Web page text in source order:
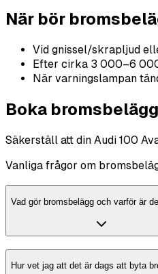
När bör
Vid gnissel/skrapljud
Efter cirka 3 000–6
När varningslampan
Boka
Säkerställ att din Audi 100
Vanliga frågor om
Vad gör bromsbelägg och varför är
Hur vet jag att det är dags att byta